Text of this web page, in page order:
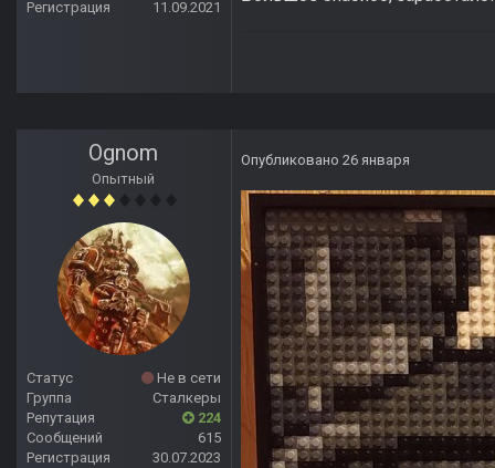
Регистрация
11.09.2021
Ognom
Опытный
Статус
Не в сети
Группа
Сталкеры
Репутация
224
Сообщений
615
Регистрация
30.07.2023
Опубликовано 26 января